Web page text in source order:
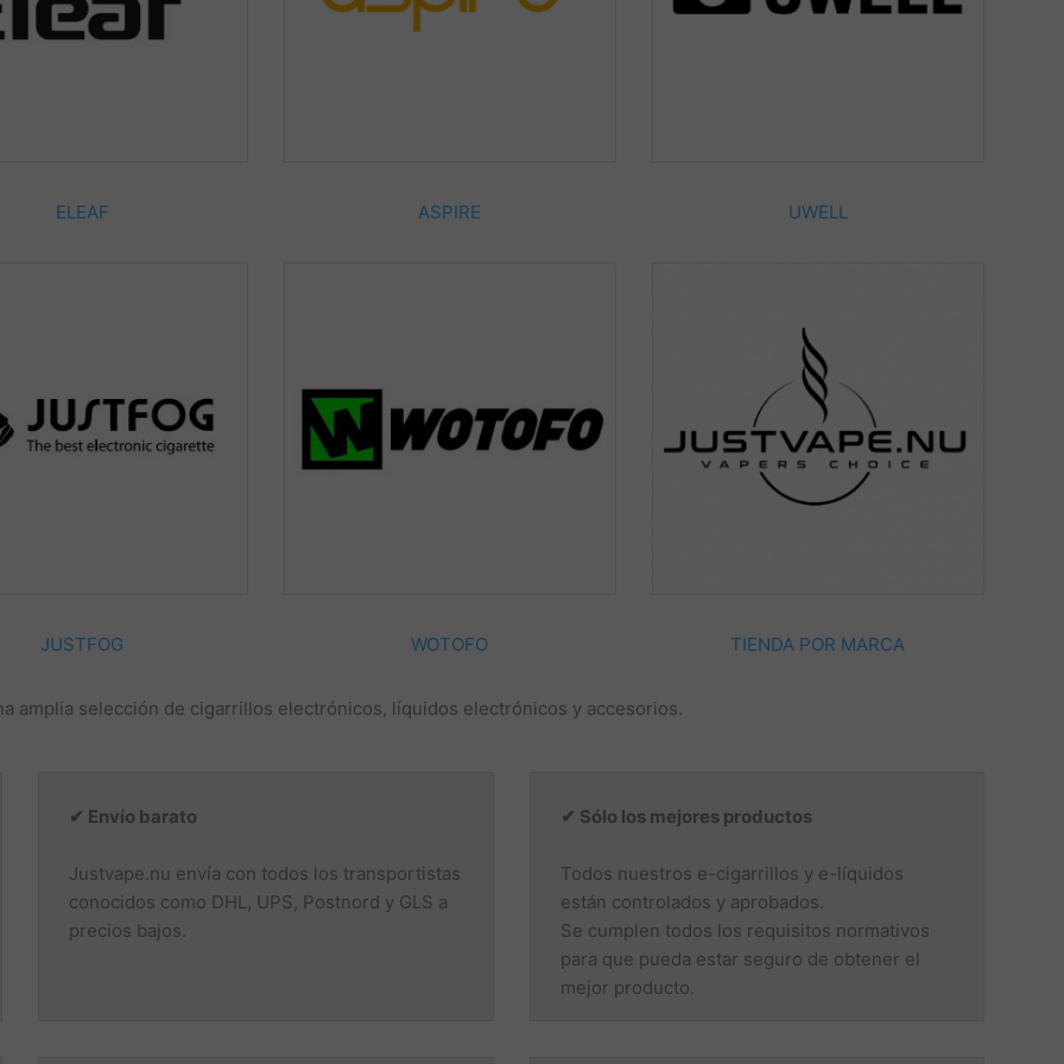
ELEAF ASPIRE UWELL
JUSTFOG WOTOFO TIENDA POR MARCA
amplia selección de cigarrillos electrónicos, líquidos electrónicos y accesorios.
✔ Envío barato
Justvape.nu envía con todos los transportistas
conocidos como DHL, UPS, Postnord y GLS a
precios bajos.
✔ Sólo los mejores productos
Todos nuestros e-cigarrillos y e-líquidos
están controlados y aprobados.
Se cumplen todos los requisitos normativos
para que pueda estar seguro de obtener el
mejor producto.